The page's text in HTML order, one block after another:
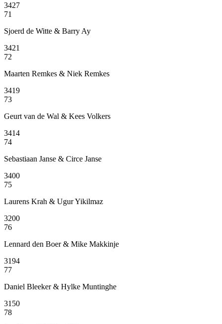
3427
71
Sjoerd de Witte & Barry Ay
3421
72
Maarten Remkes & Niek Remkes
3419
73
Geurt van de Wal & Kees Volkers
3414
74
Sebastiaan Janse & Circe Janse
3400
75
Laurens Krah & Ugur Yikilmaz
3200
76
Lennard den Boer & Mike Makkinje
3194
77
Daniel Bleeker & Hylke Muntinghe
3150
78